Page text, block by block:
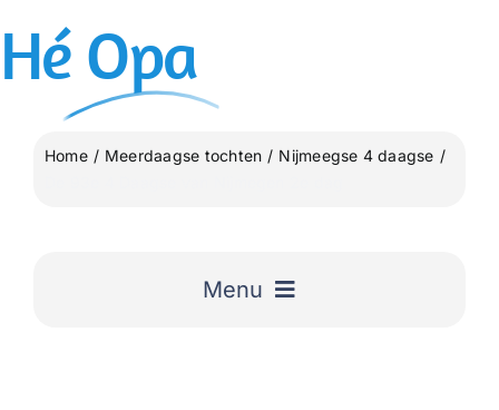
inhoud
Hé Opa
Home Meerdaagse tochten
Nijmeegse 4 daagse
Menu